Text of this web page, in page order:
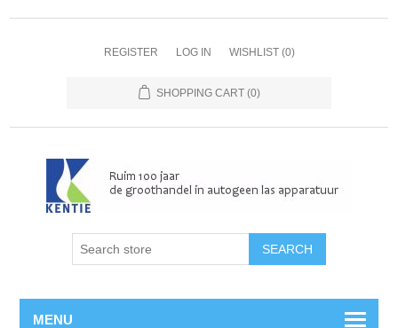
REGISTER LOG IN WISHLIST (0)
SHOPPING CART (0)
MENU